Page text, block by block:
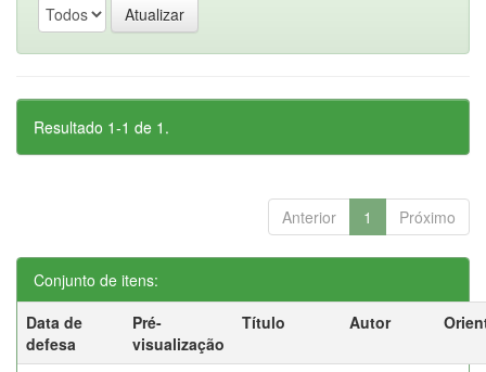
Resultado 1-1 de 1.
Anterior 1 Próximo
Conjunto de itens:
Data de
defesa
Pré-
visualização
Título Autor